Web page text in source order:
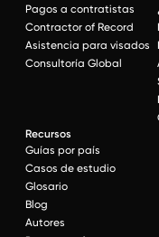
Pagos a contratistas
Contractor of Record
Asistencia para visados
Consultoría Global
Recursos
Guías por país
Casos de estudio
Glosario
Blog
Autores